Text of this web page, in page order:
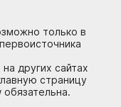
только в
других сайтах
страницу